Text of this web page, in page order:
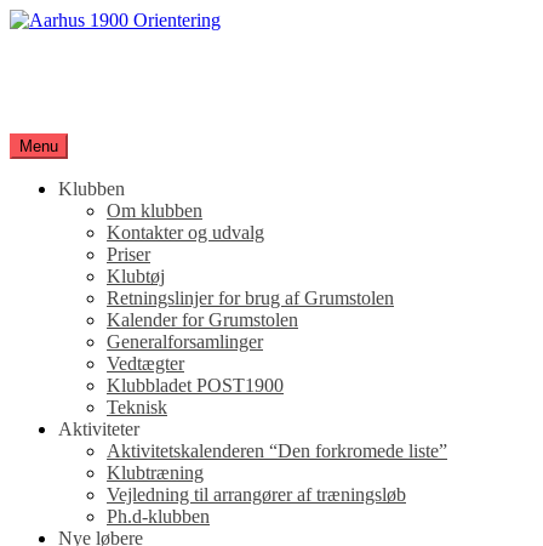
Spring
Menu
Klubben
Om klubben
Kontakter og udvalg
Priser
Klubtøj
Retningslinjer for brug af Grumstolen
Kalender for Grumstolen
Generalforsamlinger
Vedtægter
Klubbladet POST1900
Teknisk
Aktiviteter
Aktivitetskalenderen “Den forkromede liste”
Klubtræning
Vejledning til arrangører af træningsløb
Ph.d-klubben
Nye løbere